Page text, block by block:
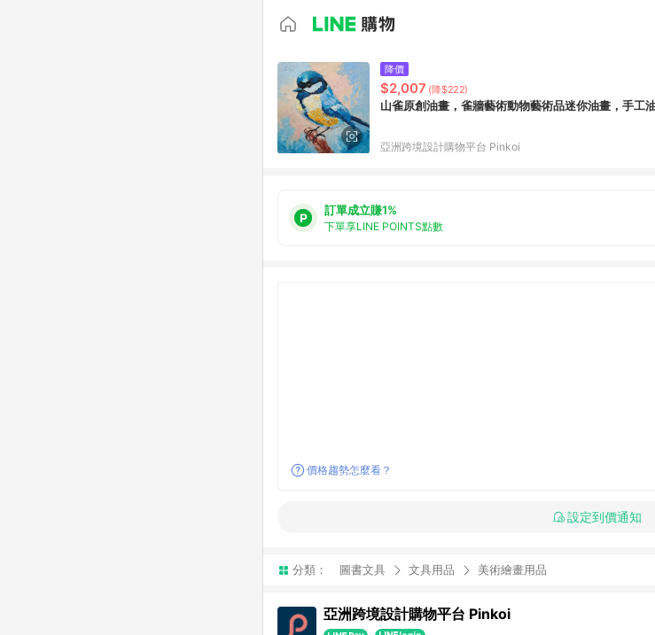
降價
$2,007 (降$222)
山雀原創油畫，雀牆藝術動物藝術品迷你油畫，手工
亞洲跨境設計購物平台 Pinkoi
訂單成立賺1%
下單享LINE POINTS點數
價格趨勢怎麼看？
設定到價通知
分類： 圖書文具 文具用品 美術繪畫用品
亞洲跨境設計購物平台 Pinkoi